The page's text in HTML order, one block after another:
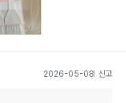
2026-05-08 신고